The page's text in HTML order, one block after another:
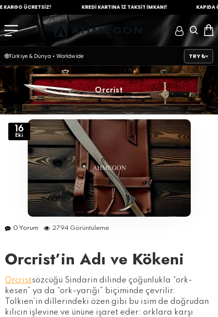
ÜCRETSİZ! KREDİ KARTINA12 TAKSİT İMKANI! KAPIDA
🌐Türkiye & Dünya • Worldwide TRY ₺
Orcrist
16
Eki
0 Yorum 2794 Görüntüleme
Orcrist’in Adı ve Kökeni
Orcristsözcüğü Sindarin dilinde çoğunlukla “ork-
kesen” ya da “ork-yarığı” biçiminde çevrilir.
Tolkien’in dillerindeki özen gibi bu isim de doğrudan
kılıcın işlevine ve ününe işaret eder: orklara karşı